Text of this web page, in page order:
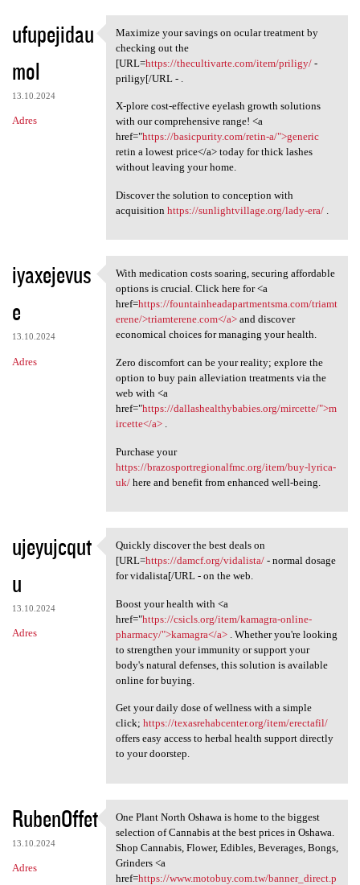
ufupejidau
mol
13.10.2024
Adres
Maximize your savings on
Maximize your savings on ocular treatment by
checking out the
[URL=https://thecultivarte.com/item/priligy/-
priligy[/URL - .
X-plore cost-effective eyelash growth solutions
with our comprehensive range! <a
href="https://basicpurity.com/retin-a/">generic
retin a lowest price</a> today for thick lashes
without leaving your home.
Discover the solution to conception with
acquisition https://sunlightvillage.org/lady-era/.
iyaxejevus
e
13.10.2024
Adres
With medication costs soaring
With medication costs soaring, securing affordable
options is crucial. Click here for <a
href=https://fountainheadapartmentsma.com/triamt
erene/>triamterene.com</a>and discover
economical choices for managing your health.
Zero discomfort can be your reality; explore the
option to buy pain alleviation treatments via the
web with <a
href="https://dallashealthybabies.org/mircette/">m
ircette</a>.
Purchase your
https://brazosportregionalfmc.org/item/buy-lyrica-
uk/here and benefit from enhanced well-being.
ujeyujcqut
u
13.10.2024
Adres
Quickly discover the best
Quickly discover the best deals on
[URL=https://damcf.org/vidalista/- normal dosage
for vidalista[/URL - on the web.
Boost your health with <a
href="https://csicls.org/item/kamagra-online-
pharmacy/">kamagra</a>. Whether you're looking
to strengthen your immunity or support your
body's natural defenses, this solution is available
online for buying.
Get your daily dose of wellness with a simple
click; https://texasrehabcenter.org/item/erectafil/
offers easy access to herbal health support directly
to your doorstep.
RubenOffet
13.10.2024
Adres
One Plant North Oshawa is
One Plant North Oshawa is home to the biggest
selection of Cannabis at the best prices in Oshawa.
Shop Cannabis, Flower, Edibles, Beverages, Bongs,
Grinders <a
href=https://www.motobuy.com.tw/banner_direct.p